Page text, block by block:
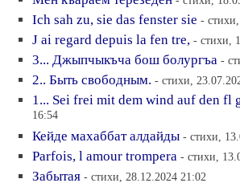
Ich sah zu, sie das fenster sie -
J ai regard depuis la fen tre, - стихи,
3... Джыпчыкъча бош болургъа -
2.. Быть свободным. - стихи,
1... Sei frei mit dem wind auf den fl
16:54
Кейде махаббат алдайды - стихи,
Parfois, l amour trompera - стихи,
Забытая - стихи, 28.12.2024 21:02